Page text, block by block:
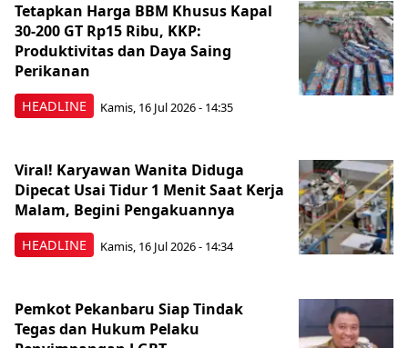
HEADLINE
Tetapkan Harga BBM Khusus Kapal
30-200 GT Rp15 Ribu, KKP:
Produktivitas dan Daya Saing
Perikanan
Kamis, 16 Jul 2026 - 14:35
HEADLINE
Viral! Karyawan Wanita Diduga
Dipecat Usai Tidur 1 Menit Saat Kerja
Malam, Begini Pengakuannya
Kamis, 16 Jul 2026 - 14:34
Pemkot Pekanbaru Siap Tindak
Tegas dan Hukum Pelaku